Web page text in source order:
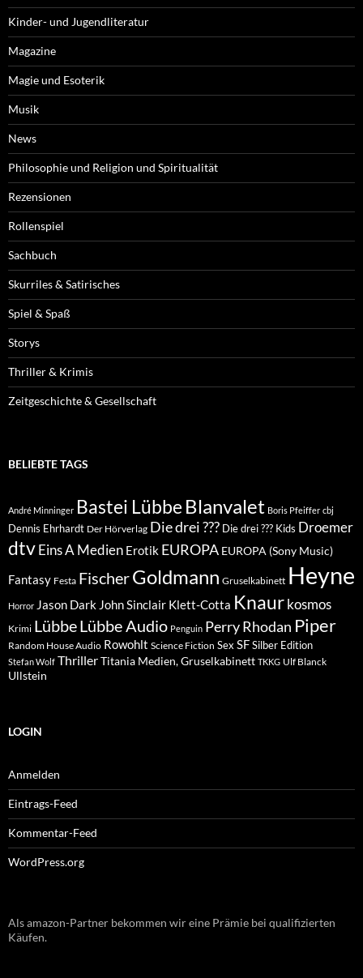
Kinder- und Jugendliteratur
Magazine
Magie und Esoterik
Musik
News
Philosophie und Religion und Spiritualität
Rezensionen
Rollenspiel
Sachbuch
Skurriles & Satirisches
Spiel & Spaß
Storys
Thriller & Krimis
Zeitgeschichte & Gesellschaft
BELIEBTE TAGS
André Minninger Bastei Lübbe Blanvalet Boris Pfeiffer cbj
Dennis Ehrhardt Der Hörverlag Die drei ??? Die drei ??? Kids Droemer
dtvEins A Medien Erotik EUROPA EUROPA (Sony Music)
Fantasy Festa FischerGoldmann Gruselkabinett Heyne
Horror Jason Dark John Sinclair Klett-Cotta Knaur kosmos
Krimi LübbeLübbe Audio Penguin Perry Rhodan Piper
Random House Audio Rowohlt Science Fiction Sex SFSilber Edition
Stefan Wolf ThrillerTitania Medien, Gruselkabinett TKKG Ulf Blanck
Ullstein
LOGIN
Anmelden
Eintrags-Feed
Kommentar-Feed
WordPress.org
Als amazon-Partner bekommen wir eine Prämie bei qualifizierten
Käufen.